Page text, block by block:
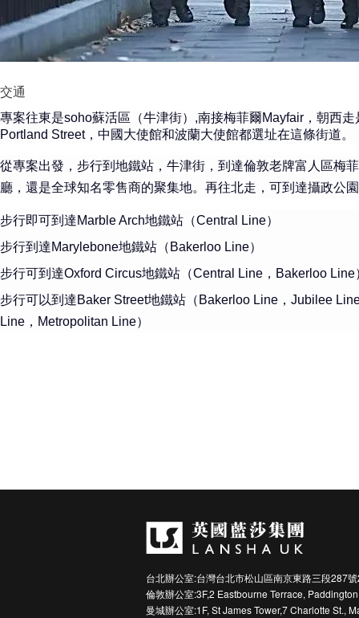
交通
專案往東是soho蘇活區 （牛津街）,南接梅菲爾Mayfair，朝西
Portland Street，中國大使館和波蘭大使館都選址在這條街道。
從專案出發，步行到地鐵站，牛津街，到達倫敦老牌富人區梅
廳，還是全球知名零售商的聚集地。再往北走，可到達攝政公
步行即可到達Marble Arch地鐵站（Central Line）
步行到達Marylebone地鐵站（Bakerloo Line）
步行可到達Oxford Circus地鐵站（Central Line，Bakerloo
步行可以到達Baker Street地鐵站（Bakerloo Line，Jubilee
Line，Metropolitan Line）
台北辦公室:台灣台北市松山區南京東路三段287
倫敦辦公室:3F,2 Eastbourne Terrace,
曼城辦公室:1F, St James Tower,7 Charlotte St.,